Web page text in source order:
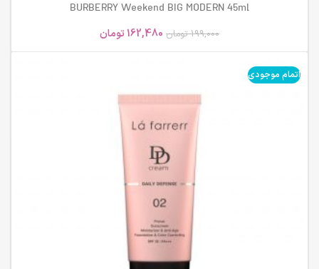
BURBERRY Weekend BIG MODERN 45ml
199,000 تومان 162,480تومان
اتمام موجودی